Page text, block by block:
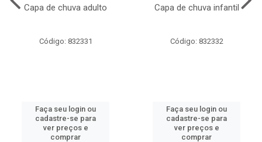
Capa de chuva adulto
Código: 832331
Faça seu login ou
cadastre-se para
ver preços e
comprar
Capa de chuva infantil
Código: 832332
Faça seu login ou
cadastre-se para
ver preços e
comprar